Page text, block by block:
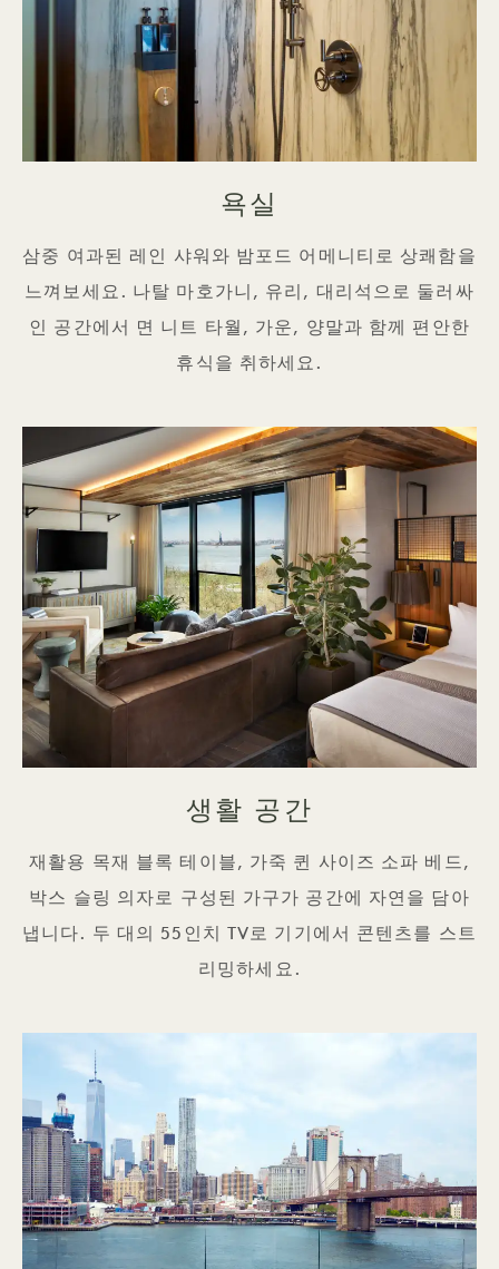
욕실
삼중 여과된 레인 샤워와 밤포드 어메니티로 상쾌함을
느껴보세요. 나탈 마호가니, 유리, 대리석으로 둘러싸
인 공간에서 면 니트 타월, 가운, 양말과 함께 편안한
휴식을 취하세요.
생활 공간
재활용 목재 블록 테이블, 가죽 퀸 사이즈 소파 베드,
박스 슬링 의자로 구성된 가구가 공간에 자연을 담아
냅니다. 두 대의 55인치 TV로 기기에서 콘텐츠를 스트
리밍하세요.